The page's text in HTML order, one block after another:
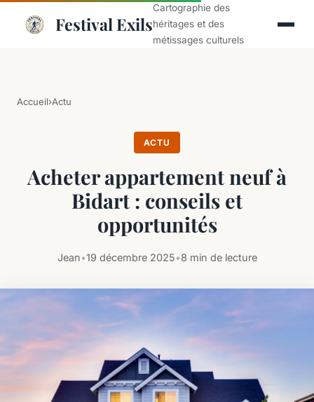
Festival Exils
Cartographie des
héritages et des
métissages culturels
Accueil›Actu
ACTU
Acheter appartement neuf à
Bidart : conseils et
opportunités
Jean•19 décembre 2025•8 min de lecture